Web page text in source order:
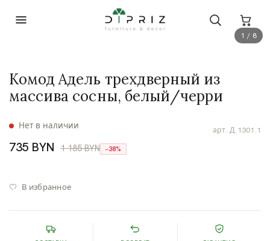
1 / 8
арт. Д.1301.1
Нет в наличии
Комод Адель трехдверный из
массива сосны, белый/черри
735 BYN 1 185 BYN −38%
В избранное